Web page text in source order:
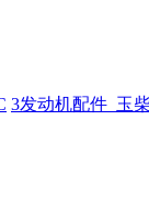
3发动机配件_玉